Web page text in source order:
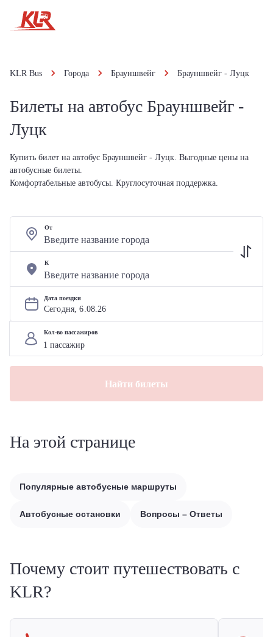
KLR Bus Города Брауншвейг Брауншвейг - Луцк
Билеты на автобус Брауншвейг -
Луцк
Купить билет на автобус Брауншвейг - Луцк. Выгодные цены на
автобусные билеты.
Комфортабельные автобусы. Круглосуточная поддержка.
От
К
Дата поездки
Сегодня, 6.08.26
Кол-во пассажиров
Найти билеты
На этой странице
Популярные автобусные маршруты
Автобусные остановки Вопросы – Ответы
Почему стоит путешествовать с
KLR?